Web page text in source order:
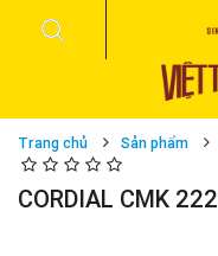
Trang chủ Sản phẩm
CORDIAL CMK 222